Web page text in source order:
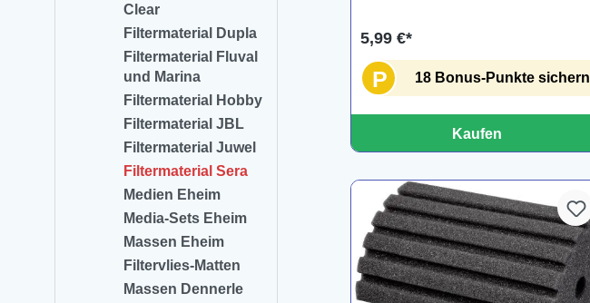
Clear
Filtermaterial Dupla
Filtermaterial Fluval
und Marina
Filtermaterial Hobby
Filtermaterial JBL
Filtermaterial Juwel
Filtermaterial Sera
Medien Eheim
Media-Sets Eheim
Massen Eheim
Filtervlies-Matten
Massen Dennerle
5,99 €*
P 18 Bonus-Punkte sichern
Kaufen